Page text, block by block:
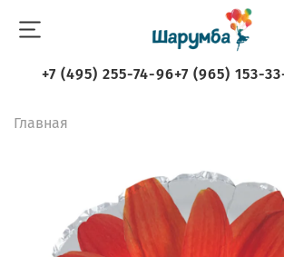
+7 (495) 255-74-96+7 (965) 153-
Главная